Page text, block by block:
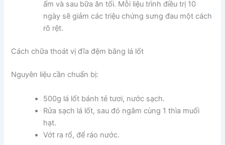
ấm và sau bữa ăn tối. Mỗi liệu trình điều trị 10
ngày sẽ giảm các triệu chứng sưng đau một cách
rõ rệt.
Cách chữa thoát vị đĩa đệm bằng lá lốt
Nguyên liệu cần chuẩn bị:
500g lá lốt bánh tẻ tươi, nước sạch.
Rửa sạch lá lốt, sau đó ngâm cùng 1 thìa muối
hạt.
Vớt ra rổ, để ráo nước.